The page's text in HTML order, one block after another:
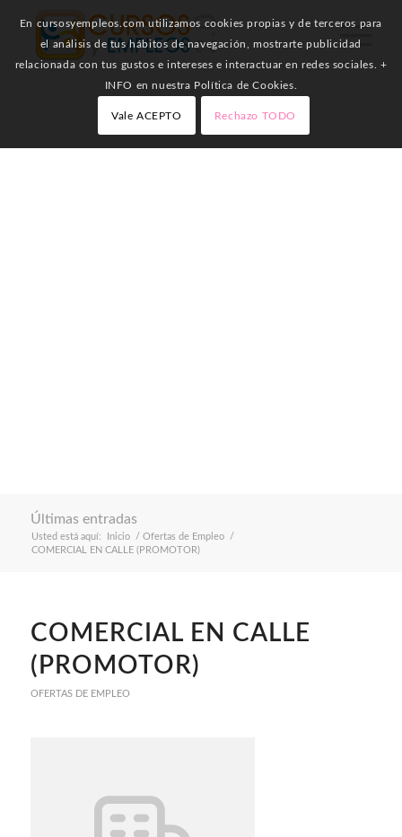
Últimas entradas
Usted está aquí: Inicio / Ofertas de Empleo
/
COMERCIAL EN CALLE (PROMOTOR)
COMERCIAL EN CALLE
(PROMOTOR)
OFERTAS DE EMPLEO
En cursosyempleos.com utilizamos cookies propias y de terceros para
el análisis de tus hábitos de navegación, mostrarte publicidad
relacionada con tus gustos e intereses e interactuar en redes sociales. +
INFO en nuestra Política de Cookies.
Vale ACEPTO Rechazo TODO